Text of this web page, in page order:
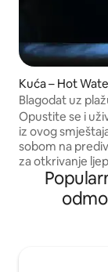
Kuća – Hot
Blagodat uz
Opustite se i
iz ovog
sobom na predivnoj
za otkrivanje
Probudite se
pređite na
bazen s